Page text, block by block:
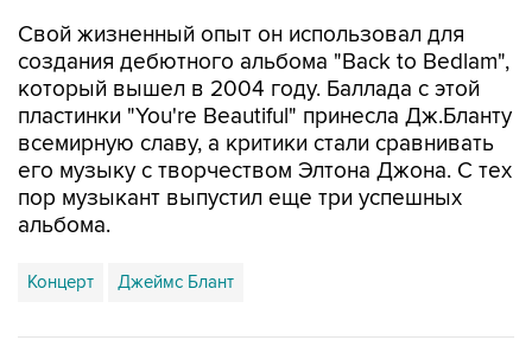
Свой жизненный опыт он использовал для
создания дебютного альбома "Back to Bedlam",
который вышел в 2004 году. Баллада с этой
пластинки "You're Beautiful" принесла Дж.Бланту
всемирную славу, а критики стали сравнивать
его музыку с творчеством Элтона Джона. С тех
пор музыкант выпустил еще три успешных
альбома.
Концерт Джеймс Блант